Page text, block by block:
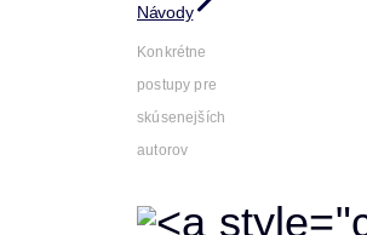
Návody
Konkrétne
postupy pre
skúsenejších
autorov